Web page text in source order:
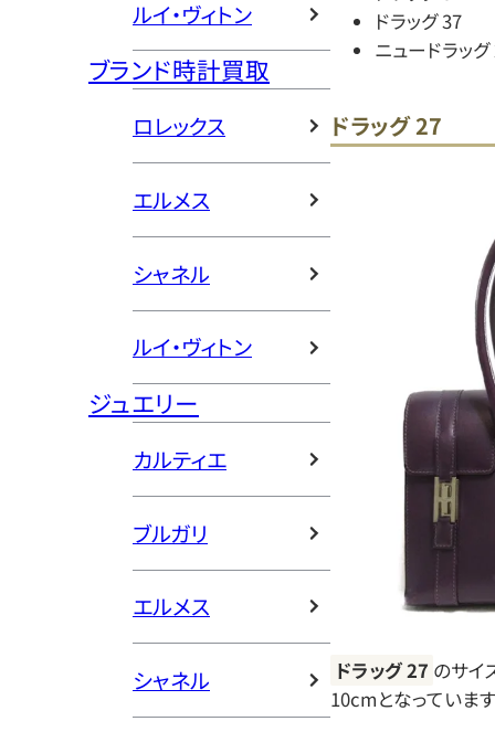
ルイ・ヴィトン
ブランド時計買取
ロレックス
エルメス
シャネル
ルイ・ヴィトン
ジュエリー
カルティエ
ブルガリ
エルメス
シャネル
ドラッグ 37
ニュードラッ
ドラッグ 27
ドラッグ 27 のサ
10cmとなっています